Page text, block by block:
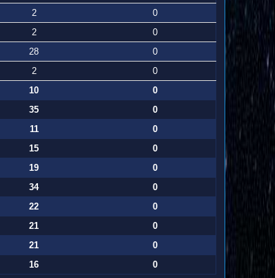
2
0
2
0
28
0
2
0
10
0
35
0
11
0
15
0
19
0
34
0
22
0
21
0
21
0
16 0